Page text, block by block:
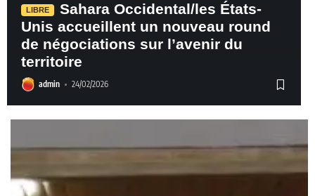
LIBRE
Sahara Occidental/les États-
Unis accueillent un nouveau round
de négociations sur l’avenir du
territoire
admin 24/02/2026